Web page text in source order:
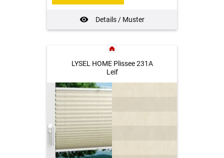
Details / Muster
LYSEL HOME Plissee 231A
Leif